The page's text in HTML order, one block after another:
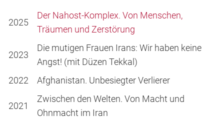
2025
Der Nahost-Komplex. Von Menschen,
Träumen und Zerstörung
2023
Die mutigen Frauen Irans: Wir haben keine
Angst! (mit Düzen Tekkal)
2022
Afghanistan. Unbesiegter Verlierer
2021
Zwischen den Welten. Von Macht und
Ohnmacht im Iran